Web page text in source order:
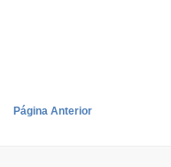
Página Anterior